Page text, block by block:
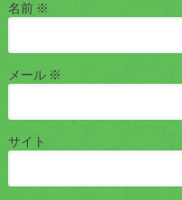
名前 ※
メール ※
サイト